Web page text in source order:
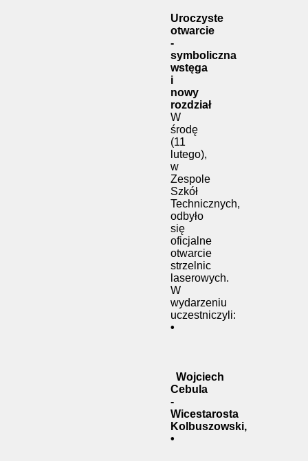
Uroczyste
otwarcie
-
symboliczna
wstęga
i
nowy
rozdział
W
środę
(11
lutego),
w
Zespole
Szkół
Technicznych,
odbyło
się
oficjalne
otwarcie
strzelnic
laserowych.
W
wydarzeniu
uczestniczyli:
•
Wojciech
Cebula
-
Wicestarosta
Kolbuszowski,
•